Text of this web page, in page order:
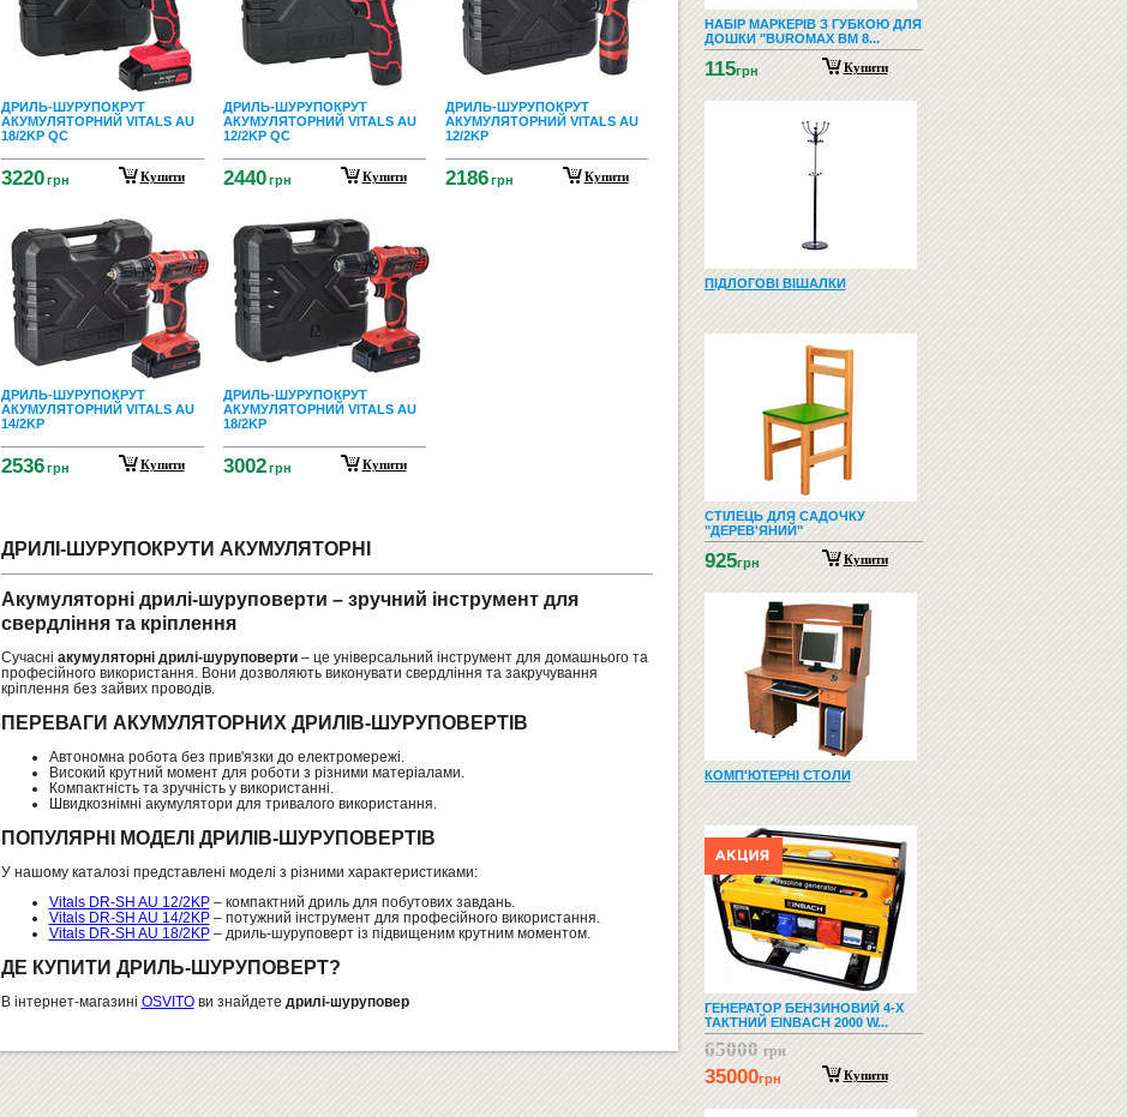
ДРИЛЬ-ШУРУПОКРУТ
АКУМУЛЯТОРНИЙ VITALS AU
18/2KP QC
3220 грн Купити
ДРИЛЬ-ШУРУПОКРУТ
АКУМУЛЯТОРНИЙ VITALS AU
12/2KP QC
2440 грн Купити
ДРИЛЬ-ШУРУПОКРУТ
АКУМУЛЯТОРНИЙ VITALS AU
12/2KP
2186 грн Купити
ДРИЛЬ-ШУРУПОКРУТ
АКУМУЛЯТОРНИЙ VITALS AU
14/2KP
2536 грн Купити
ДРИЛЬ-ШУРУПОКРУТ
АКУМУЛЯТОРНИЙ VITALS AU
18/2KP
3002 грн Купити
ДРИЛІ-ШУРУПОКРУТИ АКУМУЛЯТОРНІ
Акумуляторні дрилі-шуруповерти – зручний інструмент для
свердління та кріплення
Сучасні акумуляторні дрилі-шуруповерти– це універсальний інструмент для домашнього та
професійного використання. Вони дозволяють виконувати свердління та закручування
кріплення без зайвих проводів.
ПЕРЕВАГИ АКУМУЛЯТОРНИХ ДРИЛІВ-ШУРУПОВЕРТІВ
Автономна робота без прив'язки до електромережі.
Високий крутний момент для роботи з різними матеріалами.
Компактність та зручність у використанні.
Швидкознімні акумулятори для тривалого використання.
ПОПУЛЯРНІ МОДЕЛІ ДРИЛІВ-ШУРУПОВЕРТІВ
У нашому каталозі представлені моделі з різними характеристиками:
Vitals DR-SH AU 12/2KP– компактний дриль для побутових завдань.
Vitals DR-SH AU 14/2KP– потужний інструмент для професійного використання.
Vitals DR-SH AU 18/2KP– дриль-шуруповерт із підвищеним крутним моментом.
ДЕ КУПИТИ ДРИЛЬ-ШУРУПОВЕРТ?
В інтернет-магазині OSVITOви знайдете дрилі-шуруповер
НАБІР МАРКЕРІВ З ГУБКОЮ ДЛЯ
ДОШКИ "BUROMAX BM 8...
115грн Купити
ПІДЛОГОВІ ВІШАЛКИ
СТІЛЕЦЬ ДЛЯ САДОЧКУ
"ДЕРЕВ'ЯНИЙ"
925грн Купити
КОМП'ЮТЕРНІ СТОЛИ
ГЕНЕРАТОР БЕНЗИНОВИЙ 4-Х
ТАКТНИЙ EINBACH 2000 W...
65000 грн
35000грн Купити